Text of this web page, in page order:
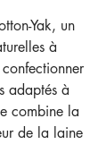
Yak, un
à
adaptés à
combine la
de la laine